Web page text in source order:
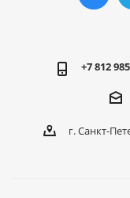
+7 812
г. Санкт-